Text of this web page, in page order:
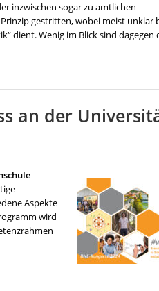
inzwischen sogar zu amtlichen
gestritten, wobei meist unklar
dient. Wenig im Blick sind dagegen
an der
Aspekte
wird